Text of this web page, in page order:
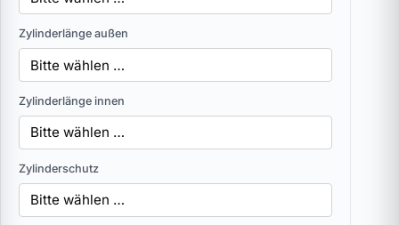
Zylinderlänge außen
Zylinderlänge innen
Zylinderschutz